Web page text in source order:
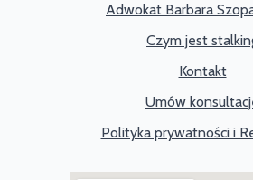
Adwokat Barbara
Czym jest
Kontakt
Umów
Polityka prywatności i